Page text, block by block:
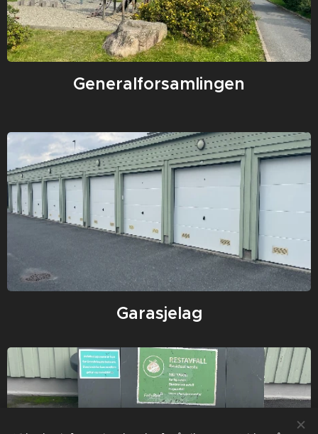
Generalforsamlingen
Garasjelag